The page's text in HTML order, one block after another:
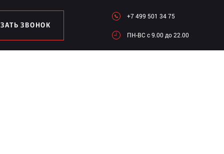
ЗВОНОК
+7 499 501 34 75
ПН-ВC c 9.00 до 22.00